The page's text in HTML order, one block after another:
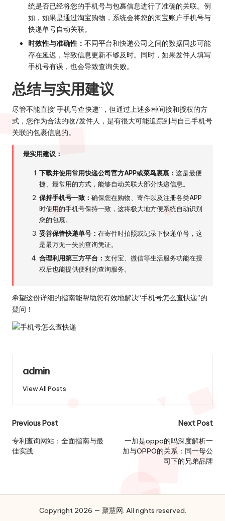
统是否已经将您的手机号与包裹信息进行了准确的关联。例
如，如果是通过淘宝购物，系统会将您的淘宝账户手机号与
快递单号自动关联。
时效性与准确性： 不同平台和快递公司之间的数据同步可能
存在延迟，导致信息更新不够及时。同时，如果发件人填写
手机号有误，也会导致查询失败。
总结与实用建议
尽管不能直接“手机号查快递”，但通过上述多种间接和授权的方
式，您作为合法的收/发件人，是有很大可能追踪到与自己手机号
关联的包裹信息的。
最实用建议：
下载并使用常用快递公司官方APP或菜鸟裹裹：这是最便
捷、最常用的方式，能够自动关联大部分快递信息。
保持手机号一致：确保您在购物、寄件以及注册各类APP
时使用的手机号保持一致，这将极大地方便系统自动识别
您的包裹。
妥善保管快递单号：在寄件时拍照或记录下快递单号，这
是最万无一失的查询凭证。
合理利用第三方平台：支付宝、微信等生活服务功能在授
权后也能提供便利的查询服务。
希望这份详细的指南能帮助您有效地解决“手机号怎么查快递”的
疑问！
admin
View All Posts
Post
navigation
Previous Post
专利查询网站：全面指南与最
佳实践
Next Post
一加是oppo的吗深度解析一
加与OPPO的关系：同一母公
司下的兄弟品牌
Copyright 2026 — 聚慧网. All rights reserved.